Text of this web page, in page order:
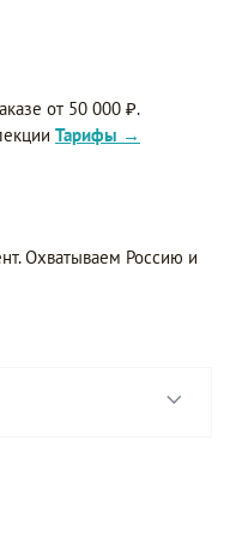
от 50 000 ₽.
Тарифы →
Охватываем Россию и